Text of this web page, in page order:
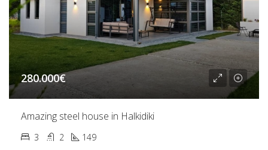
280.000€
Amazing steel house in Halkidiki
3 2 149